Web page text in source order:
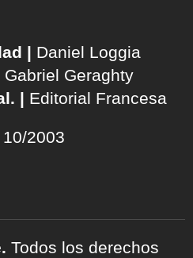
| Daniel Loggia
Gabriel Geraghty
| Editorial Francesa
10/2003
Todos los derechos